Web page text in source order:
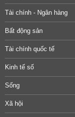
Tài chính - Ngân hàng
Bất động sản
Tài chính quốc tế
Kinh tế số
Sống
Xã hội